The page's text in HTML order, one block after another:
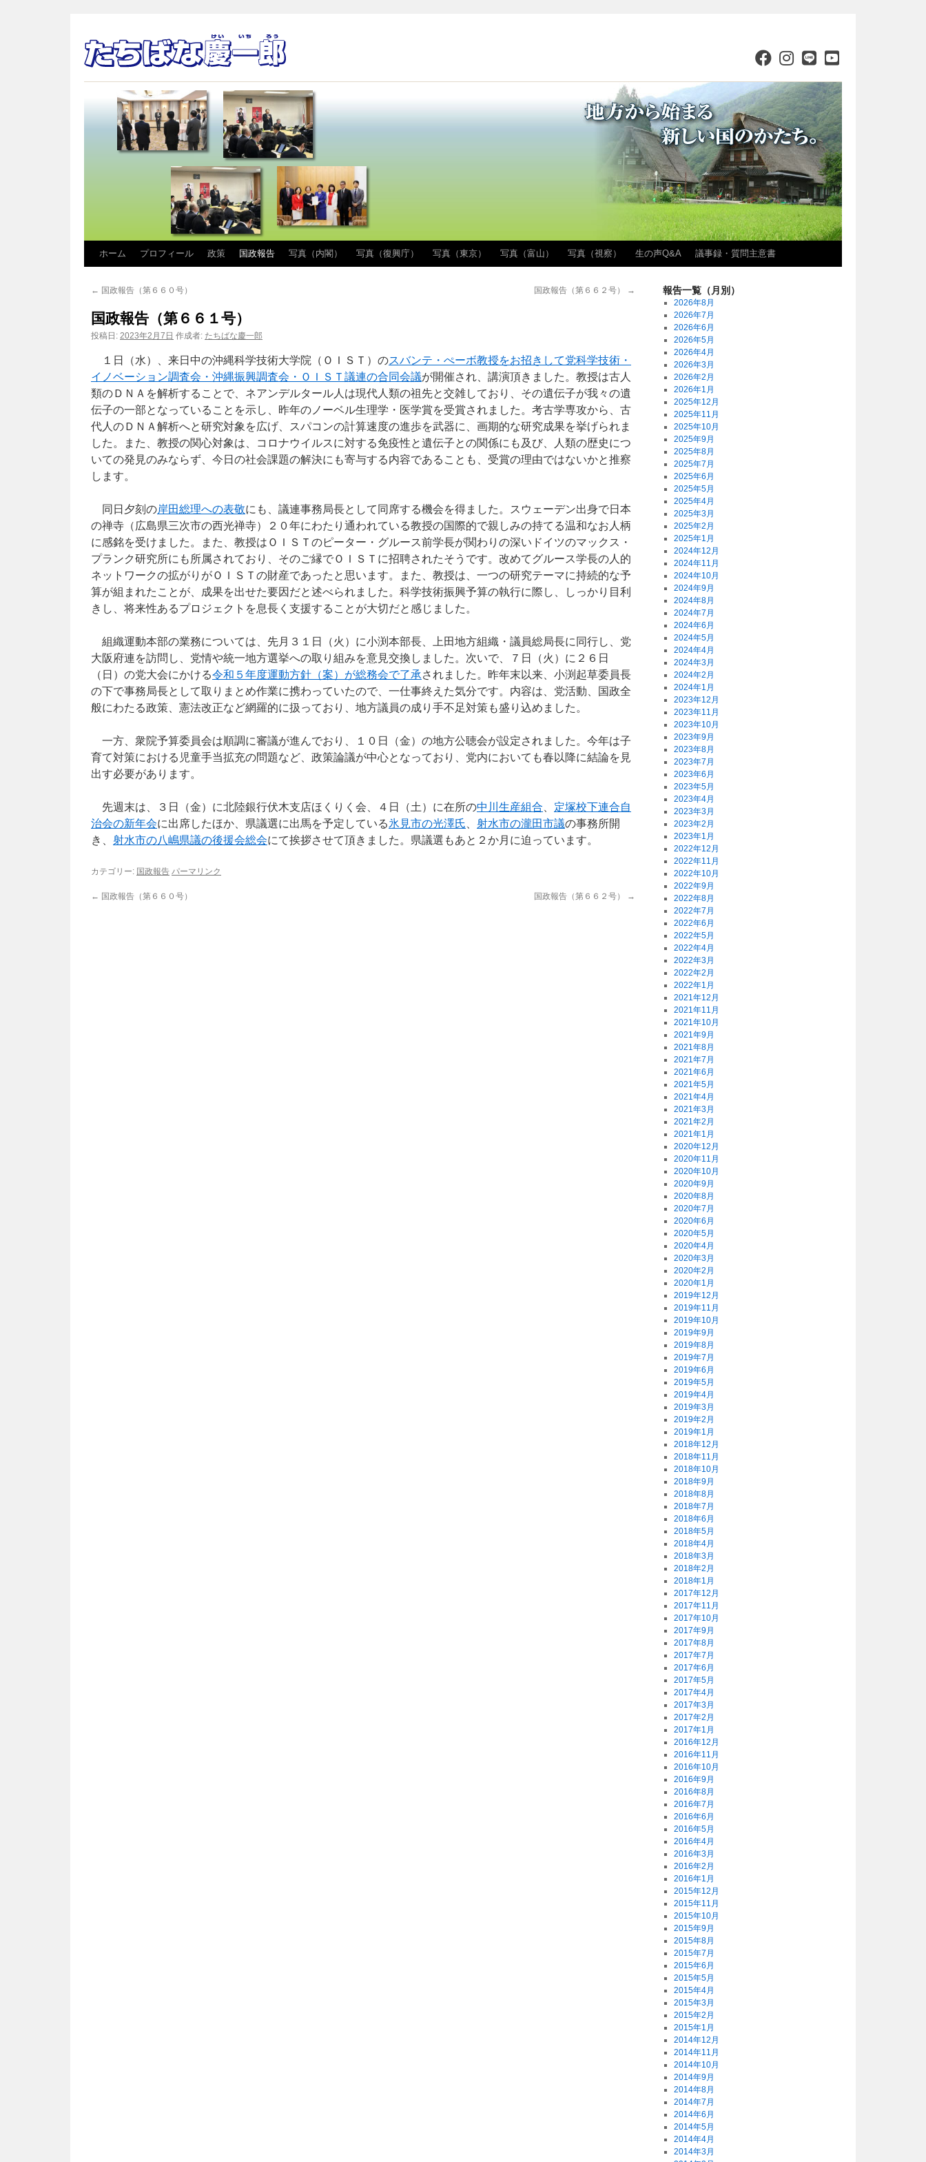
ン
へ
ス
キ
ッ
ホーム プロフィール 政策 国政報告 写真（内閣） 写真（復興庁） 写真（東京） 写真（富山） 写真（視察） 生の声Q&A 議事録・質問主意書
← 国政報告（第６６０号） 国政報告（第６６２号） →
国政報告（第６６１号）
投稿日: 2023年2月7日 作成者: たちばな慶一郎
１日（水）、来日中の沖縄科学技術大学院（ＯＩＳＴ）のスバンテ・ぺーボ教授をお招きして党科学技術・
イノベーション調査会・沖縄振興調査会・ＯＩＳＴ議連の合同会議が開催され、講演頂きました。教授は古人
類のＤＮＡを解析することで、ネアンデルタール人は現代人類の祖先と交雑しており、その遺伝子が我々の遺
伝子の一部となっていることを示し、昨年のノーベル生理学・医学賞を受賞されました。考古学専攻から、古
代人のＤＮＡ解析へと研究対象を広げ、スパコンの計算速度の進歩を武器に、画期的な研究成果を挙げられま
した。また、教授の関心対象は、コロナウイルスに対する免疫性と遺伝子との関係にも及び、人類の歴史につ
いての発見のみならず、今日の社会課題の解決にも寄与する内容であることも、受賞の理由ではないかと推察
します。
同日夕刻の岸田総理への表敬にも、議連事務局長として同席する機会を得ました。スウェーデン出身で日本
の禅寺（広島県三次市の西光禅寺）２０年にわたり通われている教授の国際的で親しみの持てる温和なお人柄
に感銘を受けました。また、教授はＯＩＳＴのピーター・グルース前学長が関わりの深いドイツのマックス・
プランク研究所にも所属されており、そのご縁でＯＩＳＴに招聘されたそうです。改めてグルース学長の人的
ネットワークの拡がりがＯＩＳＴの財産であったと思います。また、教授は、一つの研究テーマに持続的な予
算が組まれたことが、成果を出せた要因だと述べられました。科学技術振興予算の執行に際し、しっかり目利
きし、将来性あるプロジェクトを息長く支援することが大切だと感じました。
組織運動本部の業務については、先月３１日（火）に小渕本部長、上田地方組織・議員総局長に同行し、党
大阪府連を訪問し、党情や統一地方選挙への取り組みを意見交換しました。次いで、７日（火）に２６日
（日）の党大会にかける令和５年度運動方針（案）が総務会で了承されました。昨年末以来、小渕起草委員長
の下で事務局長として取りまとめ作業に携わっていたので、一仕事終えた気分です。内容は、党活動、国政全
般にわたる政策、憲法改正など網羅的に扱っており、地方議員の成り手不足対策も盛り込めました。
一方、衆院予算委員会は順調に審議が進んでおり、１０日（金）の地方公聴会が設定されました。今年は子
育て対策における児童手当拡充の問題など、政策論議が中心となっており、党内においても春以降に結論を見
出す必要があります。
先週末は、３日（金）に北陸銀行伏木支店ほくりく会、４日（土）に在所の中川生産組合
定塚校下連合自
治会の新年会に出席したほか、県議選に出馬を予定している氷見市の光澤氏 射水市の瀧田市議の事務所開
き、 射水市の八嶋県議の後援会総会にて挨拶させて頂きました。県議選もあと２か月に迫っています。
カテゴリー: 国政報告 パーマリンク
← 国政報告（第６６０号） 国政報告（第６６２号） →
報告一覧（月別）
2026年8月
2026年7月
2026年6月
2026年5月
2026年4月
2026年3月
2026年2月
2026年1月
2025年12月
2025年11月
2025年10月
2025年9月
2025年8月
2025年7月
2025年6月
2025年5月
2025年4月
2025年3月
2025年2月
2025年1月
2024年12月
2024年11月
2024年10月
2024年9月
2024年8月
2024年7月
2024年6月
2024年5月
2024年4月
2024年3月
2024年2月
2024年1月
2023年12月
2023年11月
2023年10月
2023年9月
2023年8月
2023年7月
2023年6月
2023年5月
2023年4月
2023年3月
2023年2月
2023年1月
2022年12月
2022年11月
2022年10月
2022年9月
2022年8月
2022年7月
2022年6月
2022年5月
2022年4月
2022年3月
2022年2月
2022年1月
2021年12月
2021年11月
2021年10月
2021年9月
2021年8月
2021年7月
2021年6月
2021年5月
2021年4月
2021年3月
2021年2月
2021年1月
2020年12月
2020年11月
2020年10月
2020年9月
2020年8月
2020年7月
2020年6月
2020年5月
2020年4月
2020年3月
2020年2月
2020年1月
2019年12月
2019年11月
2019年10月
2019年9月
2019年8月
2019年7月
2019年6月
2019年5月
2019年4月
2019年3月
2019年2月
2019年1月
2018年12月
2018年11月
2018年10月
2018年9月
2018年8月
2018年7月
2018年6月
2018年5月
2018年4月
2018年3月
2018年2月
2018年1月
2017年12月
2017年11月
2017年10月
2017年9月
2017年8月
2017年7月
2017年6月
2017年5月
2017年4月
2017年3月
2017年2月
2017年1月
2016年12月
2016年11月
2016年10月
2016年9月
2016年8月
2016年7月
2016年6月
2016年5月
2016年4月
2016年3月
2016年2月
2016年1月
2015年12月
2015年11月
2015年10月
2015年9月
2015年8月
2015年7月
2015年6月
2015年5月
2015年4月
2015年3月
2015年2月
2015年1月
2014年12月
2014年11月
2014年10月
2014年9月
2014年8月
2014年7月
2014年6月
2014年5月
2014年4月
2014年3月